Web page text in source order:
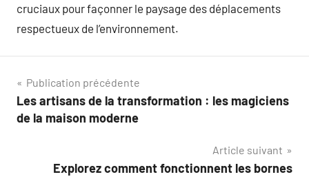
cruciaux pour façonner le paysage des déplacements
respectueux de l’environnement.
Navigation
de
Publication précédente
Les artisans de la transformation : les magiciens
de la maison moderne
Article suivant
Explorez comment fonctionnent les bornes